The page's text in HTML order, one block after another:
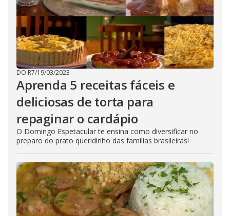
DO R7/19/03/2023
Aprenda 5 receitas fáceis e
deliciosas de torta para
repaginar o cardápio
O Domingo Espetacular te ensina como diversificar no
preparo do prato queridinho das famílias brasileiras!